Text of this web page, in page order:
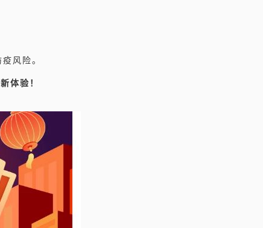
风险。
体验！